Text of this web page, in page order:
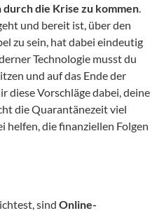
die Krise zu kommen
und bereit ist, über den
zu sein, hat dabei eindeutig
Technologie musst du
und auf das Ende der
diese Vorschläge dabei, deine
die Quarantänezeit viel
helfen, die finanziellen Folgen
sind Online-